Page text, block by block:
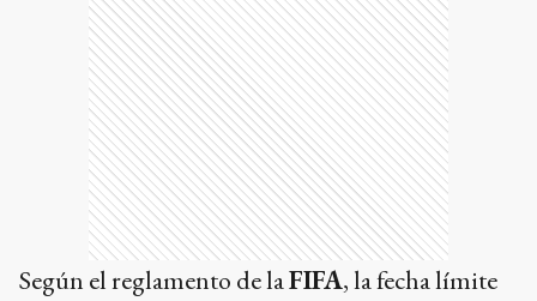
Según el reglamento de laFIFA, la fecha límite